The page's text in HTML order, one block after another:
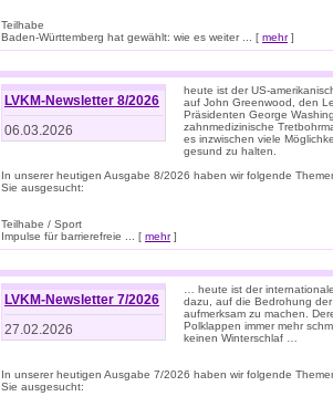
Teilhabe
Baden-Württemberg hat gewählt: wie es weiter ... [ mehr]
LVKM-Newsletter 8/2026
06.03.2026
heute ist der US-
auf John Greenwood, den
Präsidenten George
zahnmedizinische
es inzwischen viele
gesund zu halten.
In unserer heutigen Ausgabe 8/2026 haben wir folgende
Sie ausgesucht:
Teilhabe / Sport
Impulse für barrierefreie ... [ mehr]
LVKM-Newsletter 7/2026
27.02.2026
… heute ist der
dazu, auf die Bedrohung
aufmerksam zu machen.
Polklappen immer mehr
keinen Winterschlaf …
In unserer heutigen Ausgabe 7/2026 haben wir folgende
Sie ausgesucht: